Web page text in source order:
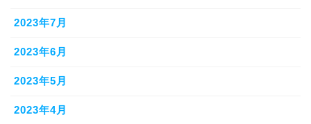
2023年7月
2023年6月
2023年5月
2023年4月